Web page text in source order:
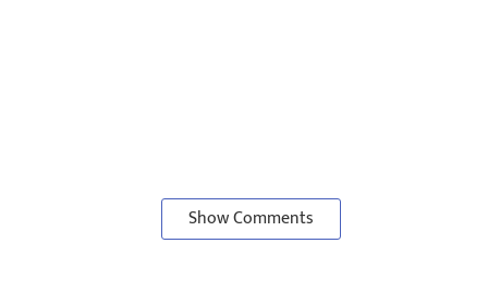
Show Comments